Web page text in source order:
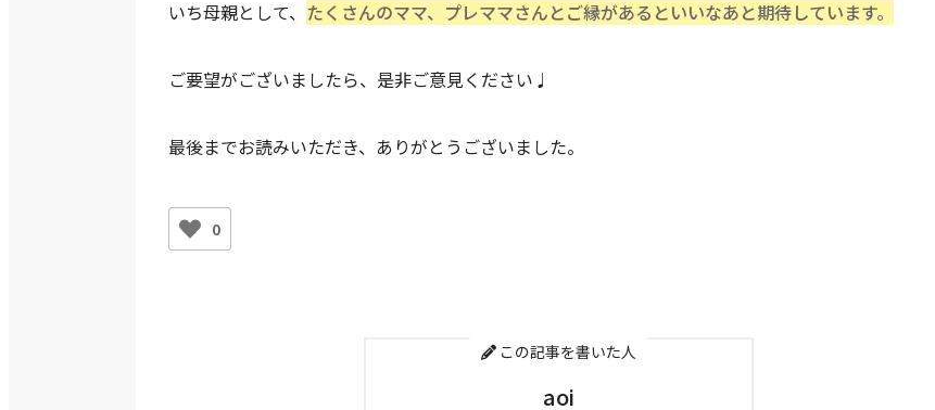
いち母親として、 たくさんのママ、プレママさんとご縁があるといいなあと期待しています。
ご要望がございましたら、是非ご意見ください♩
最後までお読みいただき、ありがとうございました。
0
この記事を書いた人
aoi